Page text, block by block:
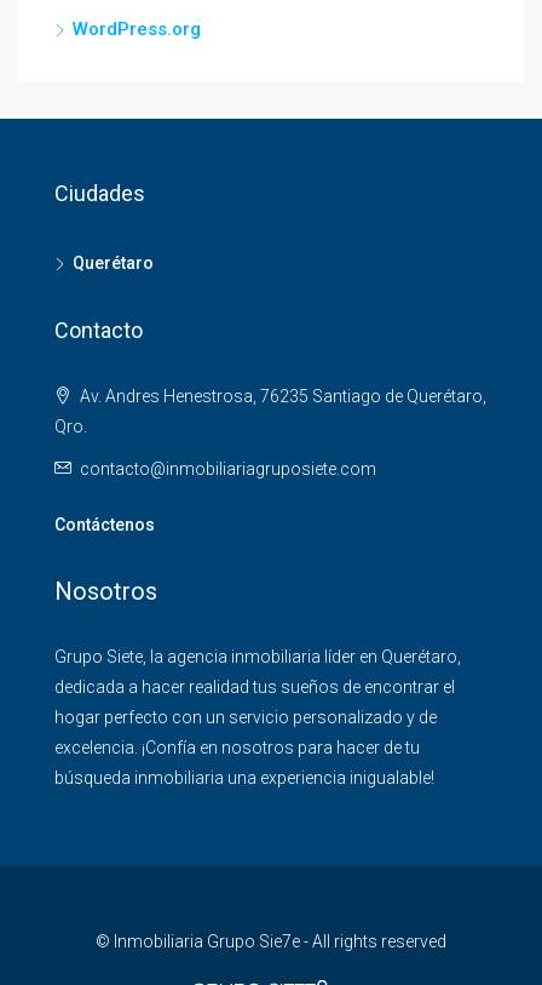
WordPress.org
Ciudades
Querétaro
Contacto
Av. Andres Henestrosa, 76235 Santiago de Querétaro,
Qro.
contacto@inmobiliariagruposiete.com
Contáctenos
Nosotros
Grupo Siete, la agencia inmobiliaria líder en Querétaro,
dedicada a hacer realidad tus sueños de encontrar el
hogar perfecto con un servicio personalizado y de
excelencia. ¡Confía en nosotros para hacer de tu
búsqueda inmobiliaria una experiencia inigualable!
© Inmobiliaria Grupo Sie7e - All rights reserved